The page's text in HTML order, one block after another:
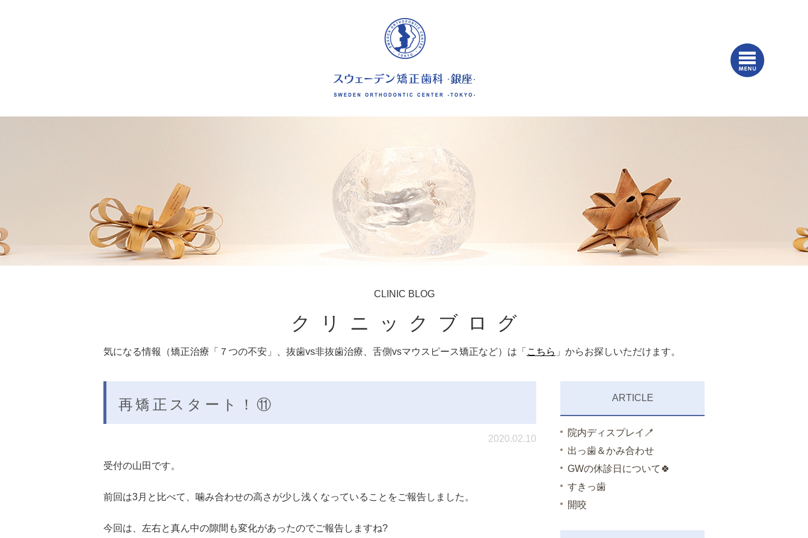
CLINIC BLOG
クリニックブログ
気になる情報（矯正治療「７つの不安」、抜歯vs非抜歯治療、舌側vsマウスピース矯正など）は「 こちら 」からお探しいただけます。
再矯正スタート！⑪
2020.02.10
受付の山田です。
前回は3月と比べて、噛み合わせの高さが少し浅くなっていることをご報告しました。
今回は、左右と真ん中の隙間も変化があったのでご報告しますね?
ARTICLE
院内ディスプレイ🪥
出っ歯＆かみ合わせ
GWの休診日について🍀
すきっ歯
開咬